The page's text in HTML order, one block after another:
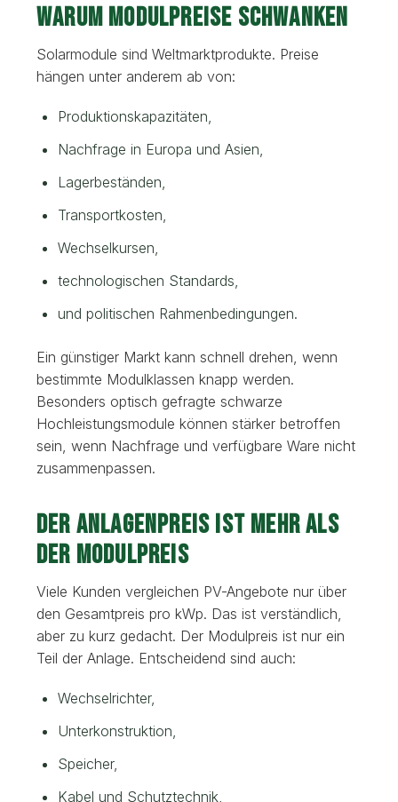
Warum Modulpreise schwanken
Solarmodule sind Weltmarktprodukte. Preise
hängen unter anderem ab von:
Produktionskapazitäten,
Nachfrage in Europa und Asien,
Lagerbeständen,
Transportkosten,
Wechselkursen,
technologischen Standards,
und politischen Rahmenbedingungen.
Ein günstiger Markt kann schnell drehen, wenn
bestimmte Modulklassen knapp werden.
Besonders optisch gefragte schwarze
Hochleistungsmodule können stärker betroffen
sein, wenn Nachfrage und verfügbare Ware nicht
zusammenpassen.
Der Anlagenpreis ist mehr als
der Modulpreis
Viele Kunden vergleichen PV-Angebote nur über
den Gesamtpreis pro kWp. Das ist verständlich,
aber zu kurz gedacht. Der Modulpreis ist nur ein
Teil der Anlage. Entscheidend sind auch:
Wechselrichter,
Unterkonstruktion,
Speicher,
Kabel und Schutztechnik,